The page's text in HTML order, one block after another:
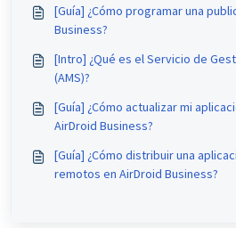
[Guía] ¿Cómo programar una
Business?
[Intro] ¿Qué es el Servicio de
(AMS)?
[Guía] ¿Cómo actualizar mi
AirDroid Business?
[Guía] ¿Cómo distribuir una
remotos en AirDroid Business?